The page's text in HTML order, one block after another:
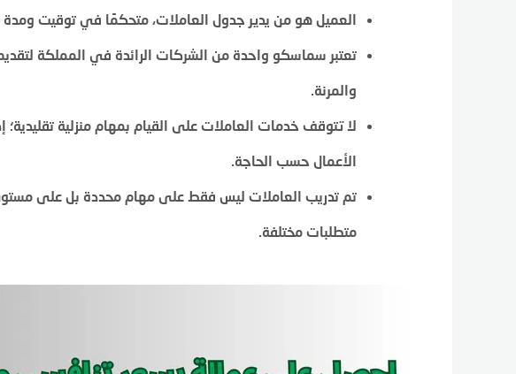
العميل هو من يدير جدول العاملات، متحكمًا في توقيت
تعتبر سماسكو واحدة من الشركات الرائدة في المملكة لتقديم
والمرنة.
لا تتوقف خدمات العاملات على القيام بمهام منزلية
الأعمال حسب الحاجة.
تم تدريب العاملات ليس فقط على مهام محددة بل على مستوى
متطلبات مختلفة.